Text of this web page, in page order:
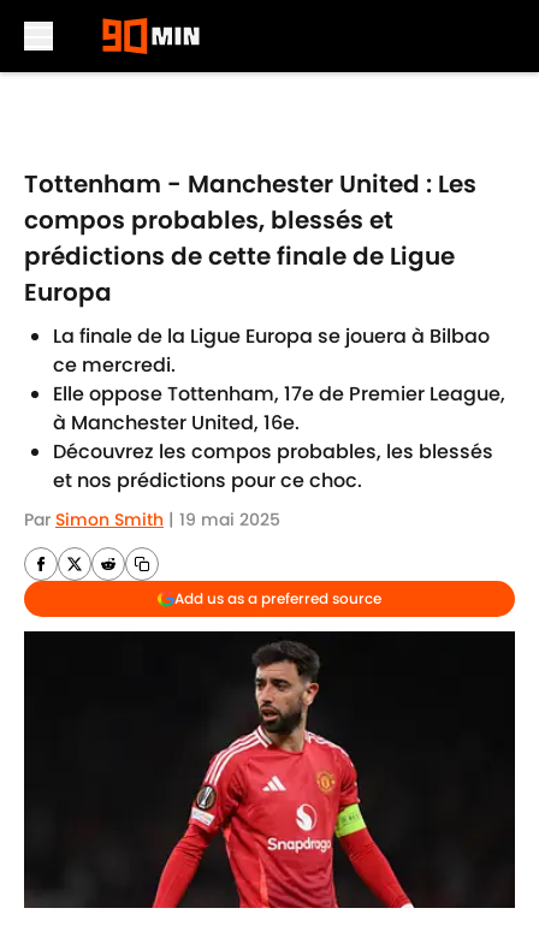
Tottenham - Manchester United : Les
compos probables, blessés et
prédictions de cette finale de Ligue
Europa
La finale de la Ligue Europa se jouera à Bilbao
ce mercredi.
Elle oppose Tottenham, 17e de Premier League,
à Manchester United, 16e.
Découvrez les compos probables, les blessés
et nos prédictions pour ce choc.
Par Simon Smith | 19 mai 2025
Add us as a preferred source